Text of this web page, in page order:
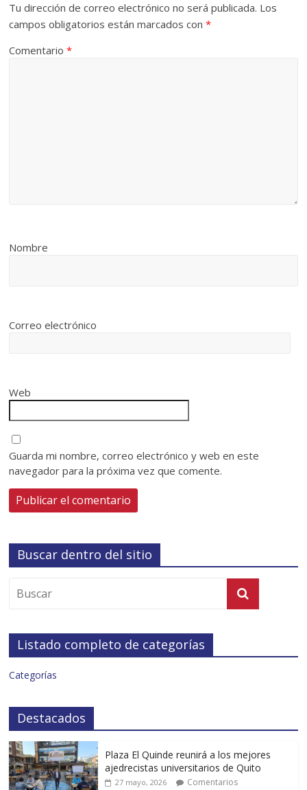
Tu dirección de correo electrónico no será publicada. Los
campos obligatorios están marcados con*
Comentario*
Nombre
Correo electrónico
Web
Guarda mi nombre, correo electrónico y web en este
navegador para la próxima vez que comente.
Buscar dentro del sitio
Listado completo de categorías
Categorías
Destacados
Plaza El Quinde reunirá a los mejores
ajedrecistas universitarios de Quito
27 mayo, 2026
Comentarios